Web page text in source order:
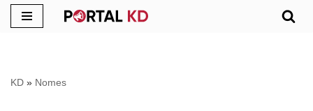
conteúdo
KD » Nomes